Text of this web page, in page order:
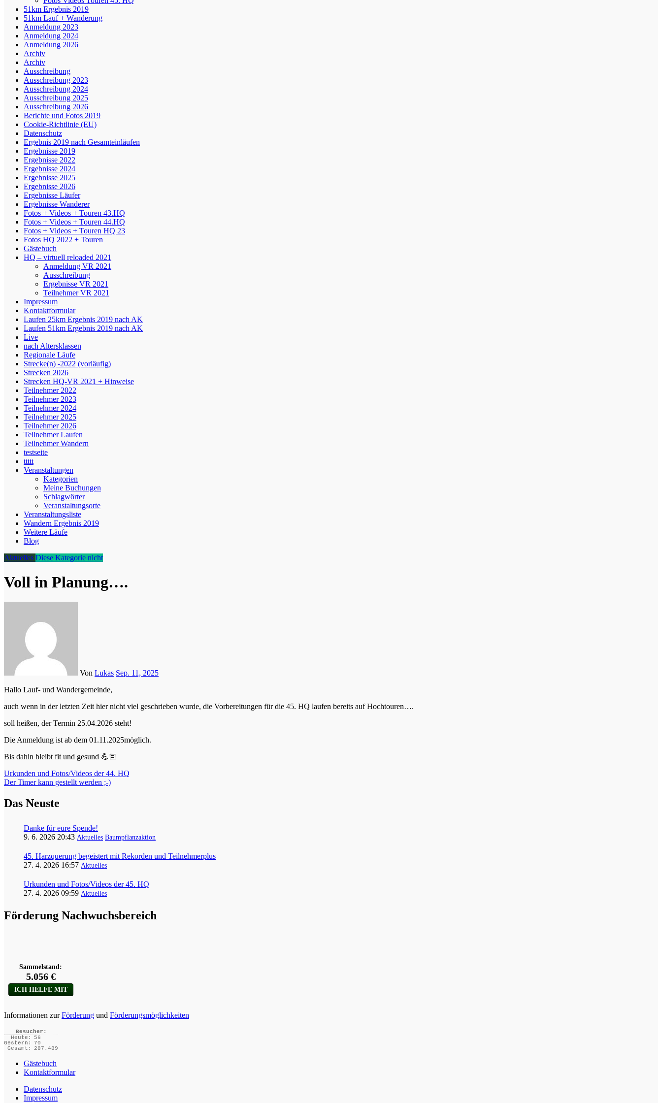
51km Ergebnis 2019
51km Lauf + Wanderung
Anmeldung 2023
Anmeldung 2024
Anmeldung 2026
Archiv
Archiv
Ausschreibung
Ausschreibung 2023
Ausschreibung 2024
Ausschreibung 2025
Ausschreibung 2026
Berichte und Fotos 2019
Cookie-Richtlinie (EU)
Datenschutz
Ergebnis 2019 nach Gesamteinläufen
Ergebnisse 2019
Ergebnisse 2022
Ergebnisse 2024
Ergebnisse 2025
Ergebnisse 2026
Ergebnisse Läufer
Ergebnisse Wanderer
Fotos + Videos + Touren 43.HQ
Fotos + Videos + Touren 44.HQ
Fotos + Videos + Touren HQ 23
Fotos HQ 2022 + Touren
Gästebuch
HQ – virtuell reloaded 2021
Anmeldung VR 2021
Ausschreibung
Ergebnisse VR 2021
Teilnehmer VR 2021
Impressum
Kontaktformular
Laufen 25km Ergebnis 2019 nach AK
Laufen 51km Ergebnis 2019 nach AK
Live
nach Altersklassen
Regionale Läufe
Strecke(n) -2022 (vorläufig)
Strecken 2026
Strecken HQ-VR 2021 + Hinweise
Teilnehmer 2022
Teilnehmer 2023
Teilnehmer 2024
Teilnehmer 2025
Teilnehmer 2026
Teilnehmer Laufen
Teilnehmer Wandern
testseite
ttttt
Veranstaltungen
Kategorien
Meine Buchungen
Schlagwörter
Veranstaltungsorte
Veranstaltungsliste
Wandern Ergebnis 2019
Weitere Läufe
Blog
Aktuelles Diese Kategorie nicht
Voll in Planung….
Von Lukas Sep. 11, 2025
Hallo Lauf- und Wandergemeinde,
auch wenn in der letzten Zeit hier nicht viel geschrieben wurde, die Vorbereitungen für die 45. HQ laufen bereits auf Hochtouren….
soll heißen, der Termin 25.04.2026 steht!
Die Anmeldung ist ab dem 01.11.2025möglich.
Bis dahin bleibt fit und gesund 💪🏻
Beitragsnavigation
Urkunden und Fotos/Videos der 44. HQ
Der Timer kann gestellt werden ;-)
Das Neuste
Danke für eure Spende!
9. 6. 2026 20:43 Aktuelles Baumpflanzaktion
45. Harzquerung begeistert mit Rekorden und Teilnehmerplus
27. 4. 2026 16:57 Aktuelles
Urkunden und Fotos/Videos der 45. HQ
27. 4. 2026 09:59 Aktuelles
Förderung Nachwuchsbereich
Informationen zurFörderung und Förderungsmöglichkeiten
Besucher:
Heute:
56
Gestern:
70
Gesamt:
287.489
Gästebuch
Kontaktformular
Datenschutz
Impressum